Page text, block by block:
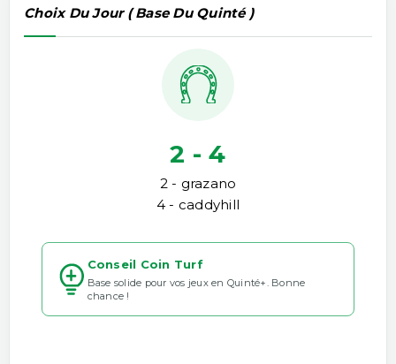
Choix Du Jour ( Base Du Quinté )
2 - 4
2 - grazano
4 - caddyhill
Conseil Coin Turf
Base solide pour vos jeux en Quinté+. Bonne
chance !